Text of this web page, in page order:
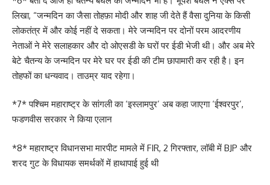
लिखा, “जन्मदिन का जैसा तोहफ़ा मोदी और शाह जी देते हैं वैसा दुनिया के किसी
लोकतंत्र में और कोई नहीं दे सकता। मेरे जन्मदिन पर दोनों परम आदरणीय
नेताओं ने मेरे सलाहकार और दो ओएसडी के घरों पर ईडी भेजी थी। और अब मेरे
बेटे चैतन्य के जन्मदिन पर मेरे घर पर ईडी की टीम छापामारी कर रही है। इन
तोहफों का धन्यवाद। ताउम्र याद रहेगा।
*7* पश्चिम महाराष्ट्र के सांगली का ‘इस्लामपुर’ अब कहा जाएगा ‘ईश्वरपुर’,
फडणवीस सरकार ने किया एलान
*8* महाराष्ट्र विधानसभा मारपीट मामले में FIR, 2 गिरफ्तार, लॉबी में BJP और
शरद गुट के विधायक समर्थकों में हाथापाई हुई थी